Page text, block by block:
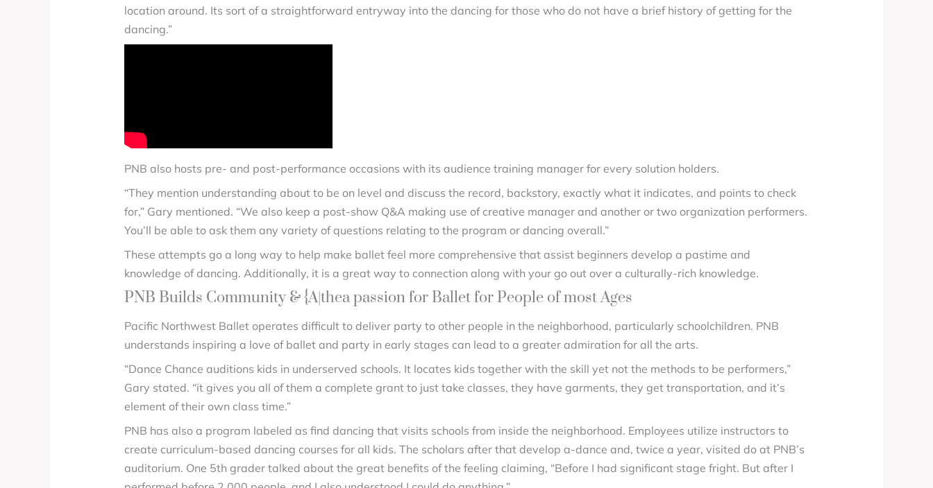
location around. Its sort of a straightforward entryway into the dancing for those who do not have a brief history of getting for the
dancing.”
PNB also hosts pre- and post-performance occasions with its audience training manager for every solution holders.
“They mention understanding about to be on level and discuss the record, backstory, exactly what it indicates, and points to check
for,” Gary mentioned. “We also keep a post-show Q&A making use of creative manager and another or two organization performers.
You’ll be able to ask them any variety of questions relating to the program or dancing overall.”
These attempts go a long way to help make ballet feel more comprehensive that assist beginners develop a pastime and
knowledge of dancing. Additionally, it is a great way to connection along with your go out over a culturally-rich knowledge.
PNB Builds Community & {A|thea passion for Ballet for People of most Ages
Pacific Northwest Ballet operates difficult to deliver party to other people in the neighborhood, particularly schoolchildren. PNB
understands inspiring a love of ballet and party in early stages can lead to a greater admiration for all the arts.
“Dance Chance auditions kids in underserved schools. It locates kids together with the skill yet not the methods to be performers,”
Gary stated. “it gives you all of them a complete grant to just take classes, they have garments, they get transportation, and it’s
element of their own class time.”
PNB has also a program labeled as find dancing that visits schools from inside the neighborhood. Employees utilize instructors to
create curriculum-based dancing courses for all kids. The scholars after that develop a-dance and, twice a year, visited do at PNB’s
auditorium. One 5th grader talked about the great benefits of the feeling claiming, “Before I had significant stage fright. But after I